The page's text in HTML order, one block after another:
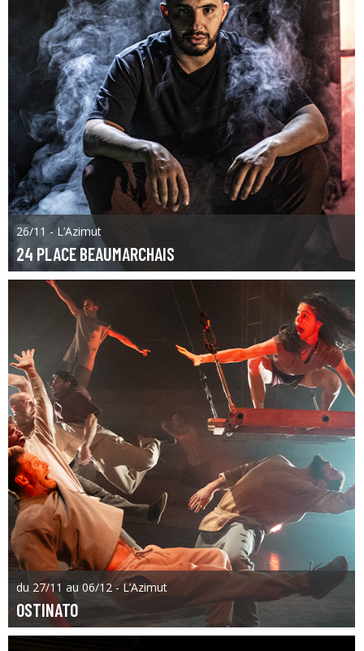
26/11 - L’Azimut
24 PLACE BEAUMARCHAIS
du 27/11 au 06/12 - L’Azimut
OSTINATO